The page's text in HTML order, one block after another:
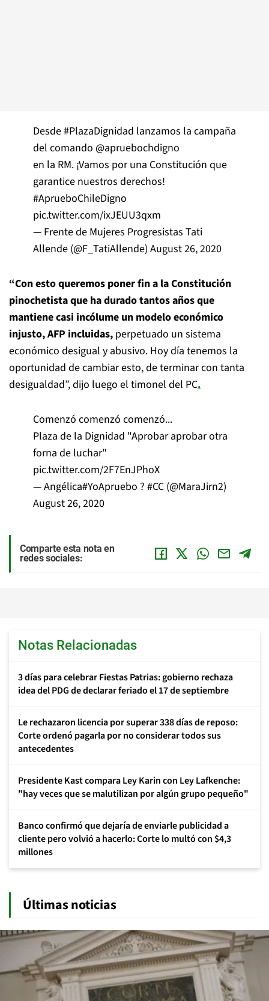
Desde#PlazaDignidad lanzamos la campaña
del comando @apruebochdigno
en la RM. ¡Vamos por una Constitución que
garantice nuestros derechos!
#AprueboChileDigno
pic.twitter.com/ixJEUU3qxm
— Frente de Mujeres Progresistas Tati
Allende (@F_TatiAllende) August 26, 2020
“Con esto queremos poner fin a la Constitución
pinochetista que ha durado tantos años que
mantiene casi incólume un modelo económico
injusto, AFP incluidas, perpetuado un sistema
económico desigual y abusivo. Hoy día tenemos la
oportunidad de cambiar esto, de terminar con tanta
desigualdad”, dijo luego el timonel del PC.
Comenzó comenzó comenzó...
Plaza de la Dignidad "Aprobar aprobar otra
forna de luchar"
pic.twitter.com/2F7EnJPhoX
— Angélica#YoApruebo ? #CC (@MaraJirn2)
August 26, 2020
Comparte esta nota en
redes sociales:
Notas Relacionadas
3 días para celebrar Fiestas Patrias: gobierno rechaza
idea del PDG de declarar feriado el 17 de septiembre
Le rechazaron licencia por superar 338 días de reposo:
Corte ordenó pagarla por no considerar todos sus
antecedentes
Presidente Kast compara Ley Karin con Ley Lafkenche:
"hay veces que se malutilizan por algún grupo pequeño"
Banco confirmó que dejaría de enviarle publicidad a
cliente pero volvió a hacerlo: Corte lo multó con $4,3
millones
Últimas noticias